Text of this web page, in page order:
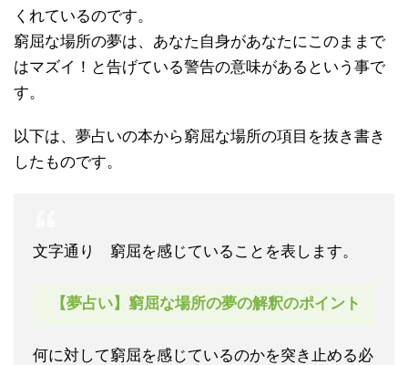
くれているのです。
窮屈な場所の夢は、あなた自身があなたにこのままで
はマズイ！と告げている警告の意味があるという事で
す。
以下は、夢占いの本から窮屈な場所の項目を抜き書き
したものです。
文字通り 窮屈を感じていることを表します。
【夢占い】窮屈な場所の夢の解釈のポイント
何に対して窮屈を感じているのかを突き止める必